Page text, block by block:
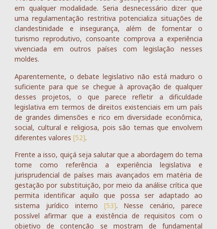
em qualquer modalidade. Seria desnecessário dizer que
uma regulamentação restritiva potencializa situações de
clandestinidade e insegurança, além de fomentar o
turismo reprodutivo, consoante comprova a experiência
vivenciada em outros países com legislação nesses
moldes.
Aparentemente, o debate legislativo não está maduro o
suficiente para que se chegue à aprovação de qualquer
desses projetos, o que parece refletir a dificuldade
legislativa em termos de direitos existenciais em um país
de grandes dimensões e rico em diversidade econômica,
social, cultural e religiosa, pois são temas que envolvem
diferentes valores [52].
Frente a isso, quiçá seja salutar que a abordagem do tema
tome como referência a experiência legislativa e
jurisprudencial de países mais avançados em matéria de
gestação por substituição, por meio da análise crítica que
permita identificar aquilo que possa ser adaptado ao
sistema jurídico interno [53]. Nesse cenário, parece
possível afirmar que a existência de requisitos com o
objetivo de contenção se mostram de fundamental